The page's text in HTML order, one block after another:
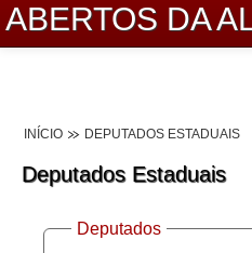
ABERTOS DA
Lei de Acesso à Informação
Dados Governamentais
INÍCIO DEPUTADOS ESTADUAIS
Deputados Estaduais
Deputados